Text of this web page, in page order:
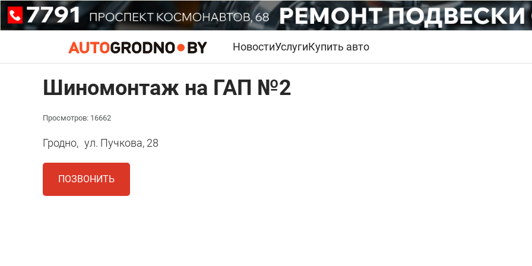
НовостиУслугиКупить авто
Шиномонтаж на ГАП №2
Просмотров: 16662
Гродно, ул. Пучкова, 28
ПОЗВОНИТЬ